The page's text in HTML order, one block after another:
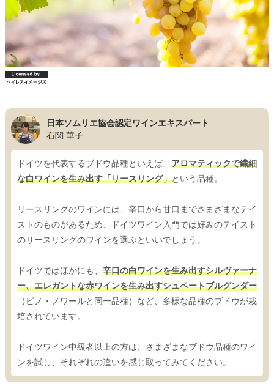
日本ソムリエ協会認定ワインエキスパート
石関 華子
ドイツを代表するブドウ品種といえば、 アロマティックで繊細
な白ワインを生み出す「リースリング」という品種。
リースリングのワインには、辛口から甘口までさまざまなテイ
ストのものがあるため、ドイツワイン入門では好みのテイスト
のリースリングのワインを選ぶといいでしょう。
ドイツではほかにも、 辛口の白ワインを生み出すシルヴァーナ
ー、エレガントな赤ワインを生み出すシュペートブルグンダー
（ピノ・ノワールと同一品種）など、多様な品種のブドウが栽
培されています。
ドイツワイン中級者以上の方は、さまざまなブドウ品種のワイ
ンを試し、それぞれの違いを感じ取ってみてください。